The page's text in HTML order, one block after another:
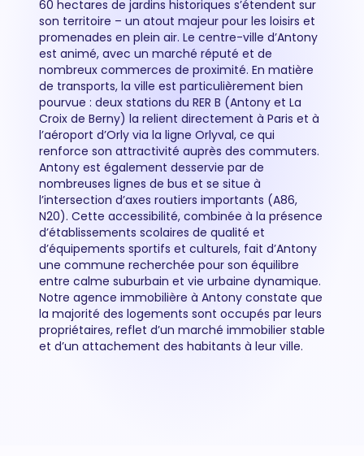
60 hectares de jardins historiques s’étendent sur
son territoire – un atout majeur pour les loisirs et
promenades en plein air. Le centre-ville d’Antony
est animé, avec un marché réputé et de
nombreux commerces de proximité. En matière
de transports, la ville est particulièrement bien
pourvue : deux stations du RER B (Antony et La
Croix de Berny) la relient directement à Paris et à
l’aéroport d’Orly via la ligne Orlyval, ce qui
renforce son attractivité auprès des commuters.
Antony est également desservie par de
nombreuses lignes de bus et se situe à
l’intersection d’axes routiers importants (A86,
N20). Cette accessibilité, combinée à la présence
d’établissements scolaires de qualité et
d’équipements sportifs et culturels, fait d’Antony
une commune recherchée pour son équilibre
entre calme suburbain et vie urbaine dynamique.
Notre agence immobilière à Antony constate que
la majorité des logements sont occupés par leurs
propriétaires, reflet d’un marché immobilier stable
et d’un attachement des habitants à leur ville.